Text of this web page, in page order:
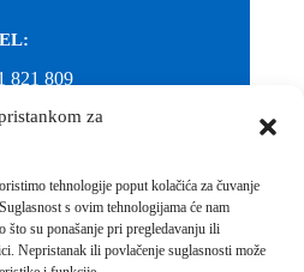
za
tehnologije poput kolačića za čuvanje
s ovim tehnologijama će nam
što su ponašanje pri pregledavanju ili
Nepristanak ili povlačenje suglasnosti može
821 809